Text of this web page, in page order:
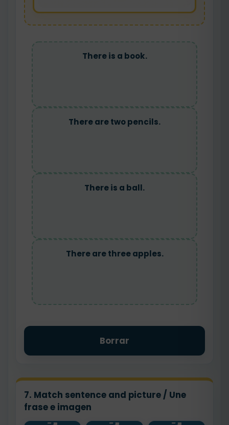
There is a book.
There are two pencils.
There is a ball.
There are three apples.
Borrar
7. Match sentence and picture / Une
frase e imagen
There is a